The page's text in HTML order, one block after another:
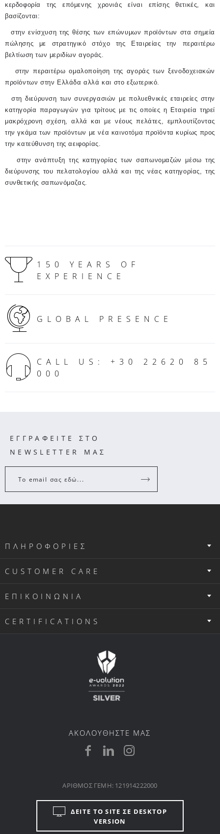
κερδοφορία της επόμενης χρονιάς είναι επίσης θετικές, και
βασίζονται:
στην ενίσχυση της θέσης των επώνυμων προϊόντων στα σημεία
πώλησης με στρατηγικό στόχο της Εταιρείας την περαιτέρω
βελτίωση των μεριδίων αγοράς.
στην περαιτέρω ομαλοποίηση της αγοράς των ξενοδοχειακών
προϊόντων στην Ελλάδα αλλά και στο εξωτερικό.
στη διεύρυνση των συνεργασιών με πολυεθνικές εταιρείες στην
κατηγορία παραγωγών για τρίτους με τις οποίες η Εταιρεία τηρεί
μακρόχρονη σχέση, αλλά και με νέους πελάτες, εμπλουτίζοντας
την γκάμα των προϊόντων με νέα καινοτόμα προϊόντα κυρίως προς
την κατεύθυνση της αειφορίας.
στην ανάπτυξη της κατηγορίας των σαπωνομαζών μέσω της
διεύρυνσης του πελατολογίου αλλά και της νέας κατηγορίας, της
συνθετικής σαπωνόμαζας.
150 YEARS OF
EXPERIENCE
GLOBAL PRESENCE
CALL US: +30 22620 85
000
ΕΓΓΡΑΦΕΙΤΕ ΣΤΟ
NEWSLETTER ΜΑΣ
Το email σας εδώ...
ΠΛΗΡΟΦΟΡΙΕΣ
CUSTOMER CARE
ΕΠΙΚΟΙΝΩΝΙΑ
CERTIFICATIONS
ΑΚΟΛΟΥΘΗΣΤΕ ΜΑΣ
ΔΕΙΤΕ ΤΟ SITE ΣΕ DESKTOP
VERSION
ΑΡΙΘΜΟΣ ΓΕΜΗ: 121914222000